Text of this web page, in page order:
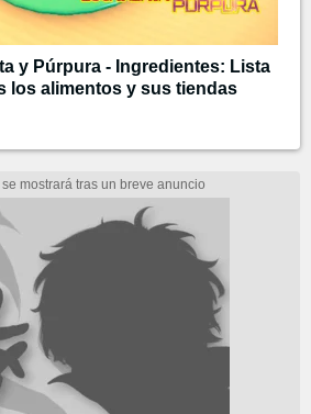
y Púrpura - Ingredientes: Lista
los alimentos y sus tiendas